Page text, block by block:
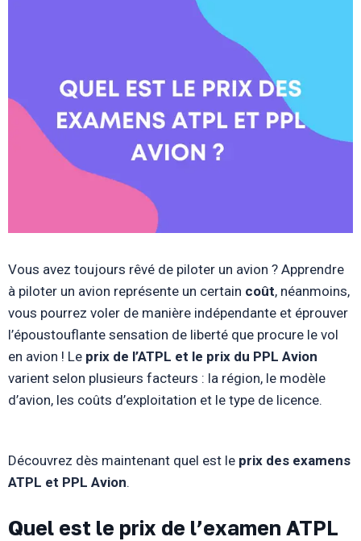
Vous avez toujours rêvé de piloter un avion ? Apprendre
à piloter un avion représente un certain coût, néanmoins,
vous pourrez voler de manière indépendante et éprouver
l’époustouflante sensation de liberté que procure le vol
en avion ! Le prix de l’ATPL et le prix du PPL Avion
varient selon plusieurs facteurs : la région, le modèle
d’avion, les coûts d’exploitation et le type de licence.
Découvrez dès maintenant quel est le prix des examens
ATPL et PPL Avion.
Quel est le prix de l’examen ATPL